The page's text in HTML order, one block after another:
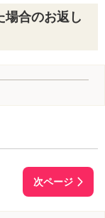
場合のお返し